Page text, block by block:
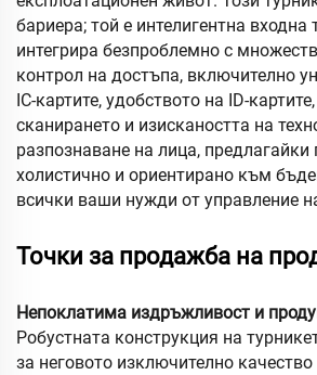
бариера; той е интелигентна входна
интегрира безпроблемно с
контрол на достъпа, включително
IC-картите, удобството на ID-
сканирането и изискаността на
разпознаване на лица, предлагайки
холистично и ориентирано към
всички ваши нужди от управление
Точки за продажба на
Непоклатима издръжливост и
Робустната конструкция на
за неговото изключително